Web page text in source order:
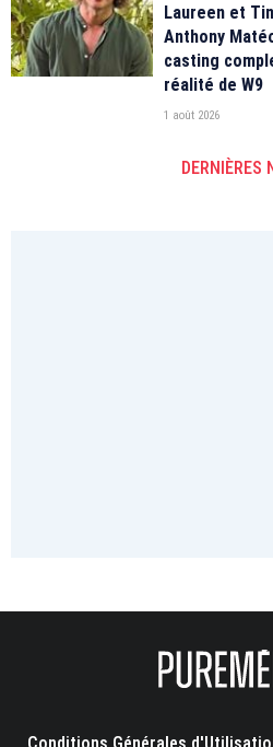
Laureen et
Anthony
casting
réalité de W9
1 août 2026
DERNIÈRES